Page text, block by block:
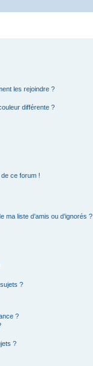
les rejoindre ?
différente ?
de ce forum !
liste d’amis ou d’ignorés ?
?
?
?